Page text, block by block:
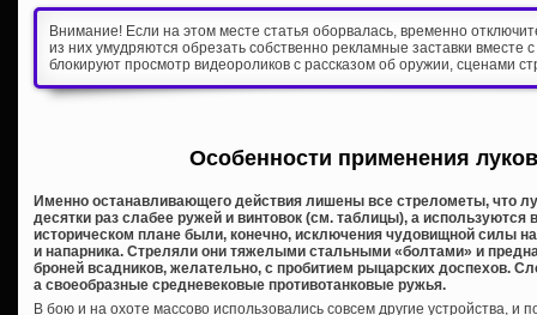
Внимание! Если на этом месте статья оборвалась, временно
из них умудряются обрезать собственно рекламные заставки вместе
блокируют просмотр видеороликов с рассказом об оружии, сценами
Особенности применения
Именно останавливающего действия лишены все стрелометы, что
десятки раз слабее ружей и винтовок (см. таблицы), а используются
историческом плане были, конечно, исключения чудовищной силы
и напарника. Стреляли они тяжелыми стальными «болтами» и
броней всадников, желательно, с пробитием рыцарских доспехов.
а своеобразные средневековые противотанковые ружья.
В бою и на охоте массово использовались совсем другие устройства,